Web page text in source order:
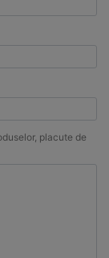
placute de